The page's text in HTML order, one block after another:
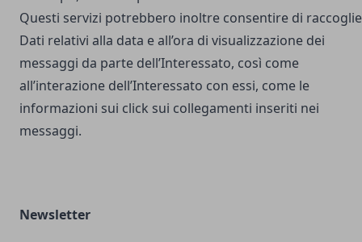
Questi servizi potrebbero inoltre consentire di
Dati relativi alla data e all’ora di visualizzazione dei
messaggi da parte dell’Interessato, così come
all’interazione dell’Interessato con essi, come le
informazioni sui click sui collegamenti inseriti nei
messaggi.
Newsletter